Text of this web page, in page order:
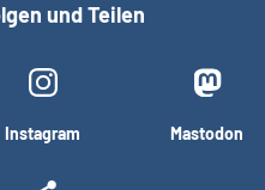
und Teilen
Instagram Mastodon